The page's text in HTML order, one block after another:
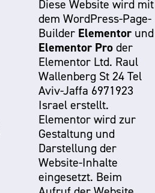
Diese Website wird mit
dem WordPress-Page-
Builder Elementorund
Elementor Pro der
Elementor Ltd. Raul
Wallenberg St 24 Tel
Aviv-Jaffa 6971923
Israel erstellt.
Elementor wird zur
Gestaltung und
Darstellung der
Website-Inhalte
eingesetzt. Beim